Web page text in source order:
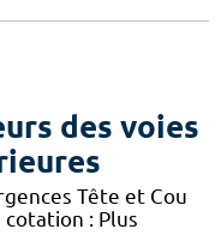
des voies
Tête et Cou
cotation : Plus